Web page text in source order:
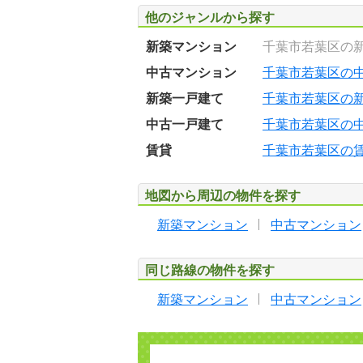
他のジャンルから探す
新築マンション
千葉市若葉区の
中古マンション
千葉市若葉区の
新築一戸建て
千葉市若葉区の
中古一戸建て
千葉市若葉区の
賃貸
千葉市若葉区の
地図から周辺の物件を探す
新築マンション 中古マンション
同じ路線の物件を探す
新築マンション 中古マンション